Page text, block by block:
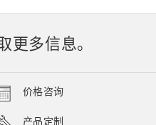
更多信息。
价格咨询
产品定制